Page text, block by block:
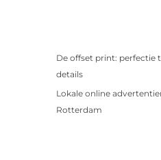
De offset print: perfectie
details
Lokale online
Rotterdam